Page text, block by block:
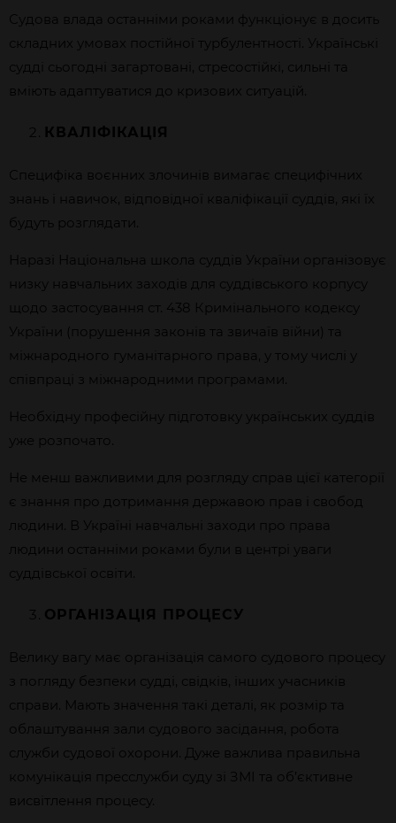
Судова влада останніми роками функціонує в досить
складних умовах постійної турбулентності. Українські
судді сьогодні загартовані, стресостійкі, сильні та
вміють адаптуватися до кризових ситуацій.
КВАЛІФІКАЦІЯ
Специфіка воєнних злочинів вимагає специфічних
знань і навичок, відповідної кваліфікації суддів, які їх
будуть розглядати.
Наразі Національна школа суддів України організовує
низку навчальних заходів для суддівського корпусу
щодо застосування ст. 438 Кримінального кодексу
України (порушення законів та звичаїв війни) та
міжнародного гуманітарного права, у тому числі у
співпраці з міжнародними програмами.
Необхідну професійну підготовку українських суддів
уже розпочато.
Не менш важливими для розгляду справ цієї категорії
є знання про дотримання державою прав і свобод
людини. В Україні навчальні заходи про права
людини останніми роками були в центрі уваги
суддівської освіти.
ОРГАНІЗАЦІЯ ПРОЦЕСУ
Велику вагу має організація самого судового процесу
з погляду безпеки судді, свідків, інших учасників
справи. Мають значення такі деталі, як розмір та
облаштування зали судового засідання, робота
служби судової охорони. Дуже важлива правильна
комунікація пресслужби суду зі ЗМІ та об’єктивне
висвітлення процесу.